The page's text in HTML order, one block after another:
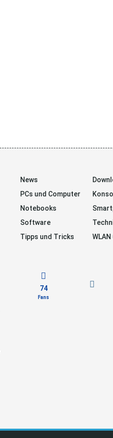
News
PCs und Computer
Notebooks
Software
Tipps und Tricks
74
Fans